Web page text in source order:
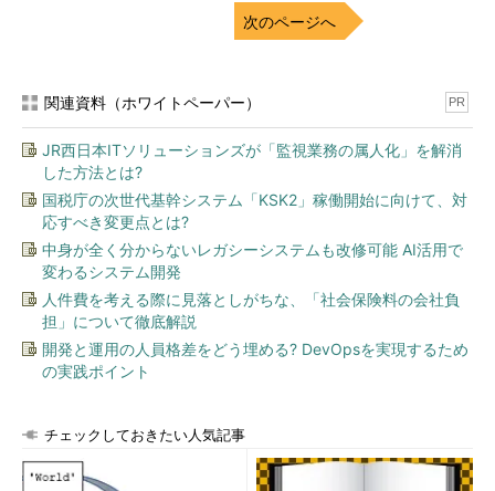
次のページへ
関連資料（ホワイトペーパー） PR
JR西日本ITソリューションズが「監視業務の属人化」を解消
した方法とは?
国税庁の次世代基幹システム「KSK2」稼働開始に向けて、対
応すべき変更点とは?
中身が全く分からないレガシーシステムも改修可能 AI活用で
変わるシステム開発
人件費を考える際に見落としがちな、「社会保険料の会社負
担」について徹底解説
開発と運用の人員格差をどう埋める? DevOpsを実現するため
の実践ポイント
チェックしておきたい人気記事